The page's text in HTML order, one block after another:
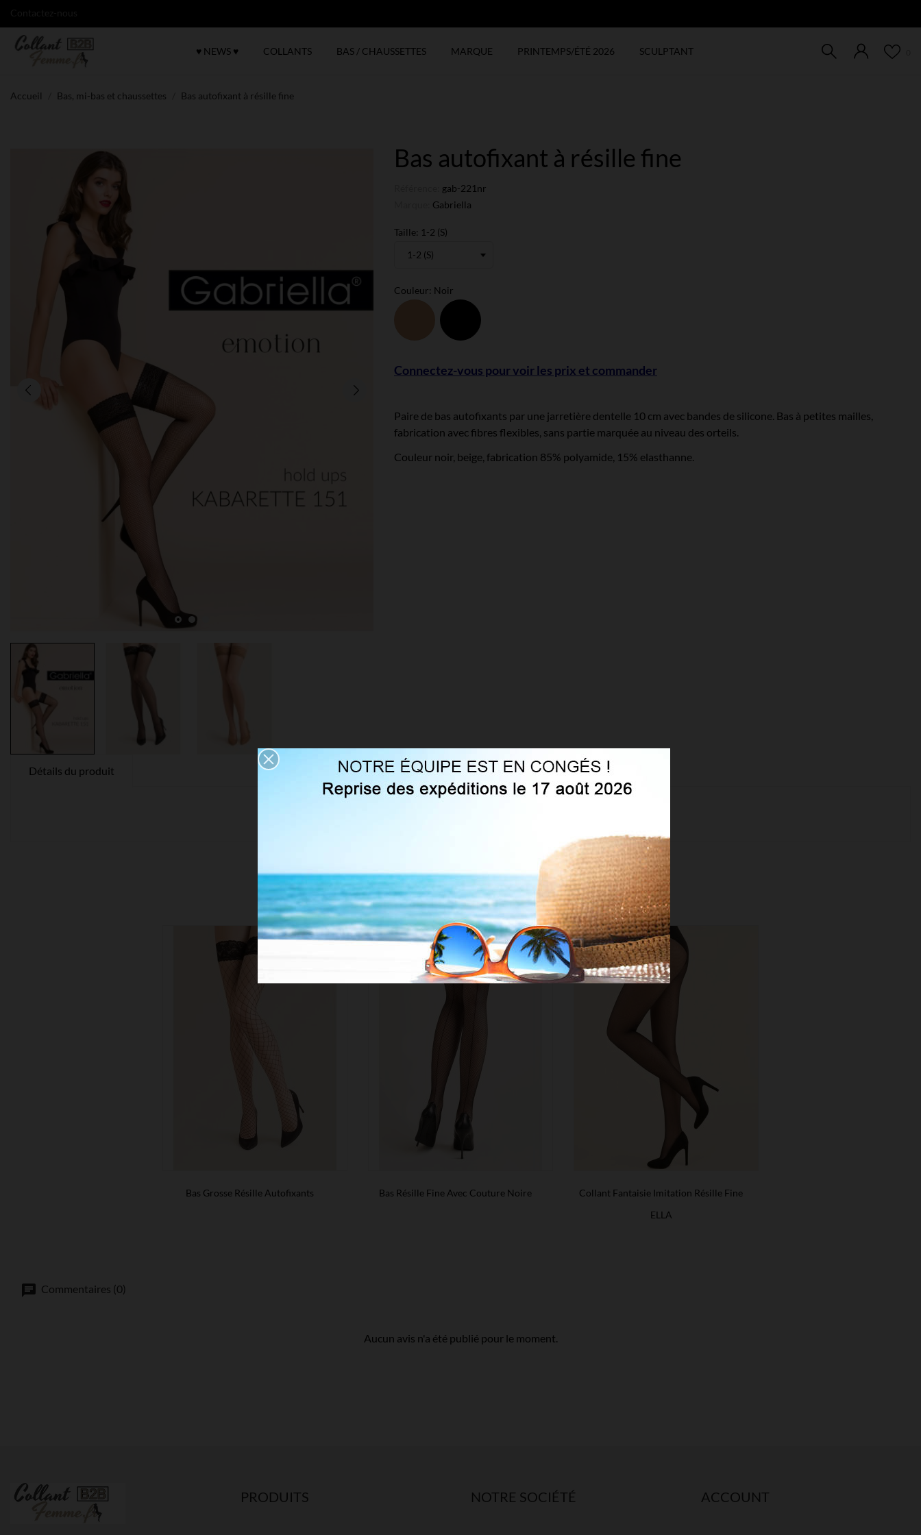
♥ NEWS ♥ COLLANTS BAS / CHAUSSETTES MARQUE PRINTEMPS/ÉTÉ 2026 SCULPTANT
Accueil Bas, mi-bas et chaussettes Bas autofixant à résille fine
Bas autofixant à résille fine
gab-221nr
Gabriella
Taille: 1-2 (S)
Couleur: Noir
Beige
Connectez-vous pour voir les prix et commander
Paire de bas autofixants par une jarretière dentelle 10 cm avec bandes de silicone. Bas à petites mailles,
fabrication avec fibres flexibles, sans partie marquée au niveau des orteils.
Couleur noir, beige, fabrication 85% polyamide, 15% elasthanne.
Détails du produit
VOUS AIMEREZ AUSSI
Bas Grosse Résille Autofixants Bas Résille Fine Avec Couture Noire
Collant Fantaisie Imitation Résille Fine
ELLA
Commentaires (0)
Aucun avis n'a été publié pour le moment.
PRODUITS NOTRE SOCIÉTÉ ACCOUNT